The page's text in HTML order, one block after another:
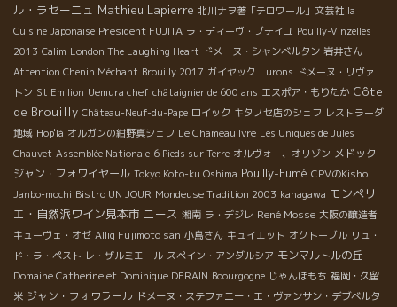
ル・ラセーニュ Mathieu Lapierre 北川ナヲ著「テロワール」文芸社 la
Cuisine Japonaise President FUJITA ラ・ディーヴ・ブテイユ Pouilly-Vinzelles
2013 Calim London The Laughing Heart ドメーヌ・シャンベルタン 岩井さん
Attention Chenin Méchant Brouilly 2017 ガイヤック Lurons ドメーヌ・リヴァ
トン St Emilion Uemura chef châtaignier de 600 ans エスポア・もりたか Côte
de Brouilly Château-Neuf-du-Pape ロイック キタノセ店のシェフ レストラーダ
地域 Hop'là オルガンの紺野真シェフ Le Chameau Ivre Les Uniques de Jules
Chauvet Assemblée Nationale 6 Pieds sur Terre オルヴォー、オリゾン メドック
ジャン・フォワイヤール Tokyo Koto-ku Oshima Pouilly-Fumé CPVのKisho
Janbo-mochi Bistro UN JOUR Mondeuse Tradition 2003 kanagawa モンペリ
エ・自然派ワイン見本市 ニース 湘南 ラ・デジレ René Mosse 大阪の醸造者
キューヴェ・オゼ Alliq Fujimoto san 小島さん キュイエット オクトーブル リュ・
ド・ラ・ペスト レ・ザルミエール スペイン・アンダルシア モンマルトルの丘
Domaine Catherine et Dominique DERAIN Boourgogne じゃんぼもち 福岡・久留
米 ジャン・フォワラール ドメーヌ・ステファニー・エ・ヴァンサン・デブベルタ